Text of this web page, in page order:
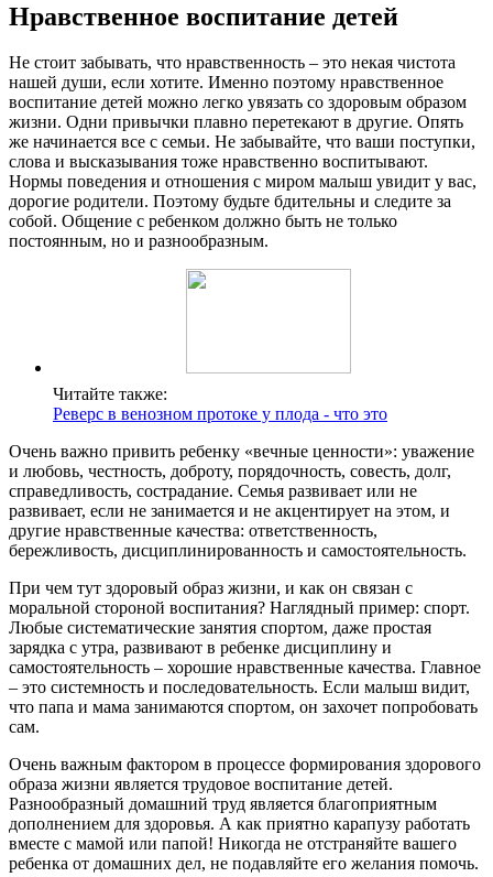
Нравственное воспитание детей
Не стоит забывать, что нравственность – это некая чистота
нашей души, если хотите. Именно поэтому нравственное
воспитание детей можно легко увязать со здоровым образом
жизни. Одни привычки плавно перетекают в другие. Опять
же начинается все с семьи. Не забывайте, что ваши поступки,
слова и высказывания тоже нравственно воспитывают.
Нормы поведения и отношения с миром малыш увидит у вас,
дорогие родители. Поэтому будьте бдительны и следите за
собой. Общение с ребенком должно быть не только
постоянным, но и разнообразным.
Читайте также:
Реверс в венозном протоке у плода - что это
Очень важно привить ребенку «вечные ценности»: уважение
и любовь, честность, доброту, порядочность, совесть, долг,
справедливость, сострадание. Семья развивает или не
развивает, если не занимается и не акцентирует на этом, и
другие нравственные качества: ответственность,
бережливость, дисциплинированность и самостоятельность.
При чем тут здоровый образ жизни, и как он связан с
моральной стороной воспитания? Наглядный пример: спорт.
Любые систематические занятия спортом, даже простая
зарядка с утра, развивают в ребенке дисциплину и
самостоятельность – хорошие нравственные качества. Главное
– это системность и последовательность. Если малыш видит,
что папа и мама занимаются спортом, он захочет попробовать
сам.
Очень важным фактором в процессе формирования здорового
образа жизни является трудовое воспитание детей.
Разнообразный домашний труд является благоприятным
дополнением для здоровья. А как приятно карапузу работать
вместе с мамой или папой! Никогда не отстраняйте вашего
ребенка от домашних дел, не подавляйте его желания помочь.